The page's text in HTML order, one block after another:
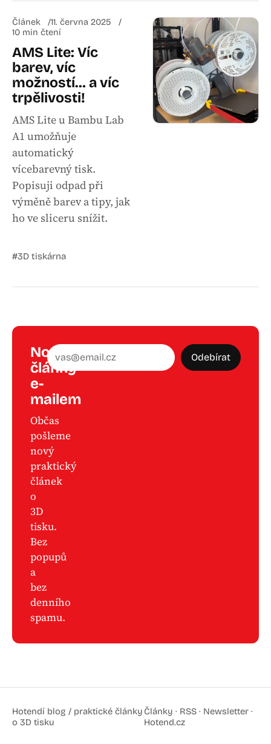
Článek
11. června 2025
10 min čtení
AMS Lite: Víc
barev, víc
možností… a víc
trpělivosti!
AMS Lite u Bambu Lab
A1 umožňuje
automatický
vícebarevný tisk.
Popisuji odpad při
výměně barev a tipy, jak
ho ve sliceru snížit.
#3D tiskárna
Nové
články
e-
mailem
Občas
pošleme
nový
praktický
článek
o
3D
tisku.
Bez
popupů
a
bez
denního
spamu.
E-mailová adresa
Odebírat
Hotendí blog / praktické články
o 3D tisku
Články · RSS · Newsletter ·
Hotend.cz